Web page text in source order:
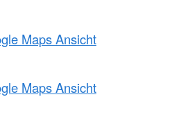
Maps Ansicht
Maps Ansicht